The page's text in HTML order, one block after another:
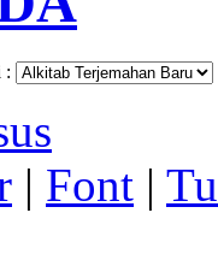
:
| Font |